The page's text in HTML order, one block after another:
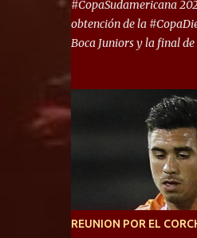
foco de atención es la
Independiente - Racing.
reúna tantos logros
clubes y tanta gente en
afirmó Facundo Moyano.
#CopaSudamericana
obtención de la
Boca Juniors y la final
Defensa y Justicia o
condiciones el Rey de
Copa Sudamericana de
año, la Sudamericana
en su formato, que
con 6 partidos, de los
primeros de cada grupo
REUNION POR EL